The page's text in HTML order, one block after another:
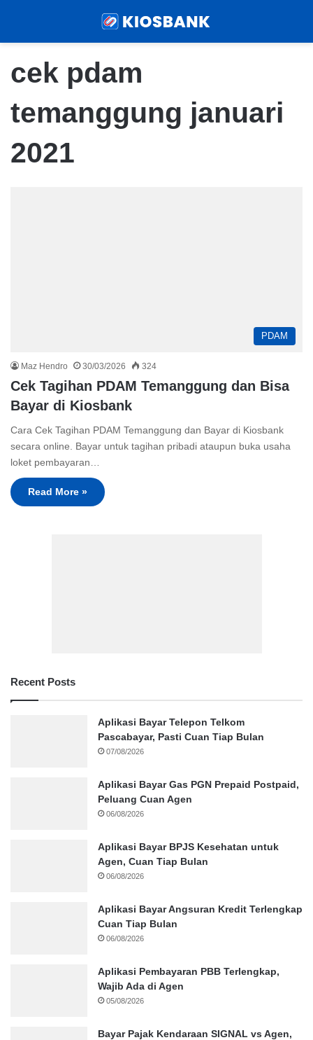
cek pdam
temanggung januari
2021
PDAM
Maz Hendro 30/03/2026 324
Cek Tagihan PDAM Temanggung dan Bisa
Bayar di Kiosbank
Cara Cek Tagihan PDAM Temanggung dan Bayar di Kiosbank
secara online. Bayar untuk tagihan pribadi ataupun buka usaha
loket pembayaran…
Read More »
Recent Posts
Aplikasi Bayar Telepon Telkom
Pascabayar, Pasti Cuan Tiap Bulan
07/08/2026
Aplikasi Bayar Gas PGN Prepaid Postpaid,
Peluang Cuan Agen
06/08/2026
Aplikasi Bayar BPJS Kesehatan untuk
Agen, Cuan Tiap Bulan
06/08/2026
Aplikasi Bayar Angsuran Kredit Terlengkap
Cuan Tiap Bulan
06/08/2026
Aplikasi Pembayaran PBB Terlengkap,
Wajib Ada di Agen
05/08/2026
Bayar Pajak Kendaraan SIGNAL vs Agen,